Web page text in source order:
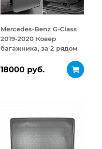
Mercedes-Benz G-Class
2019-2020 Ковер
багажника, за 2 рядом
18000 руб.